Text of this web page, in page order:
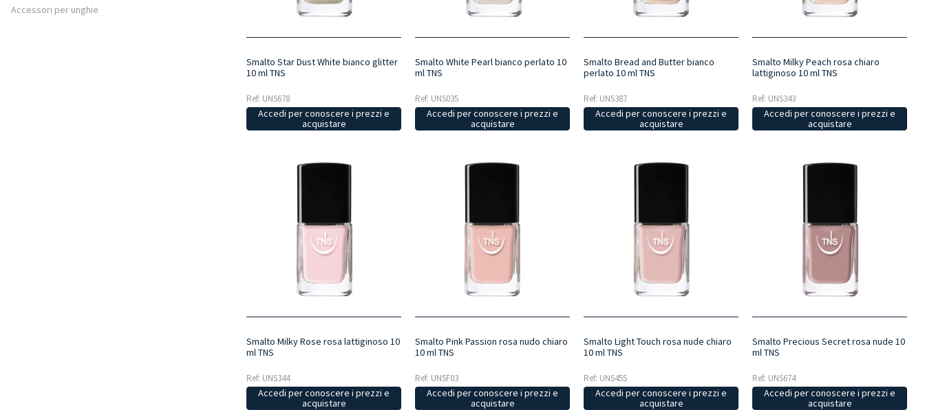
Accessori per unghie
Smalto Star Dust White bianco glitter
10 ml TNS
Ref: UNS678
Accedi per conoscere i prezzi e
acquistare
Smalto White Pearl bianco perlato 10
ml TNS
Ref: UNS035
Accedi per conoscere i prezzi e
acquistare
Smalto Bread and Butter bianco
perlato 10 ml TNS
Ref: UNS387
Accedi per conoscere i prezzi e
acquistare
Smalto Milky Peach rosa chiaro
lattiginoso 10 ml TNS
Ref: UNS343
Accedi per conoscere i prezzi e
acquistare
Smalto Milky Rose rosa lattiginoso 10
ml TNS
Ref: UNS344
Accedi per conoscere i prezzi e
acquistare
Smalto Pink Passion rosa nudo chiaro
10 ml TNS
Ref: UNSF03
Accedi per conoscere i prezzi e
acquistare
Smalto Light Touch rosa nude chiaro
10 ml TNS
Ref: UNS455
Accedi per conoscere i prezzi e
acquistare
Smalto Precious Secret rosa nude 10
ml TNS
Ref: UNS674
Accedi per conoscere i prezzi e
acquistare